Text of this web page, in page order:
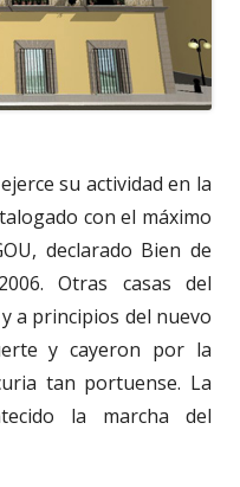
su actividad en la
con el máximo
declarado Bien de
Otras casas del
a principios del nuevo
y cayeron por la
tan portuense. La
la marcha del